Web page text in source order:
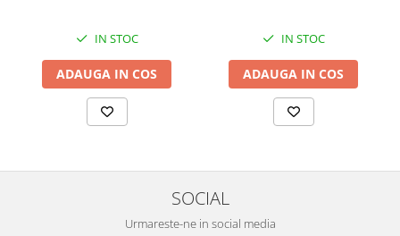
Dispozitive display
Grinzi de cantarire
Platforme
Sisteme de cantarire Industry 4.0
Instrumente optice
Microscoape cu lumina transmisa
Microscoape cu polarizare
IN STOC
ADAUGA IN COS
IN STOC
ADAUGA IN COS
SOCIAL
Urmareste-ne in social media